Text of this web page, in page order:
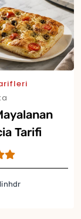
Tarifi